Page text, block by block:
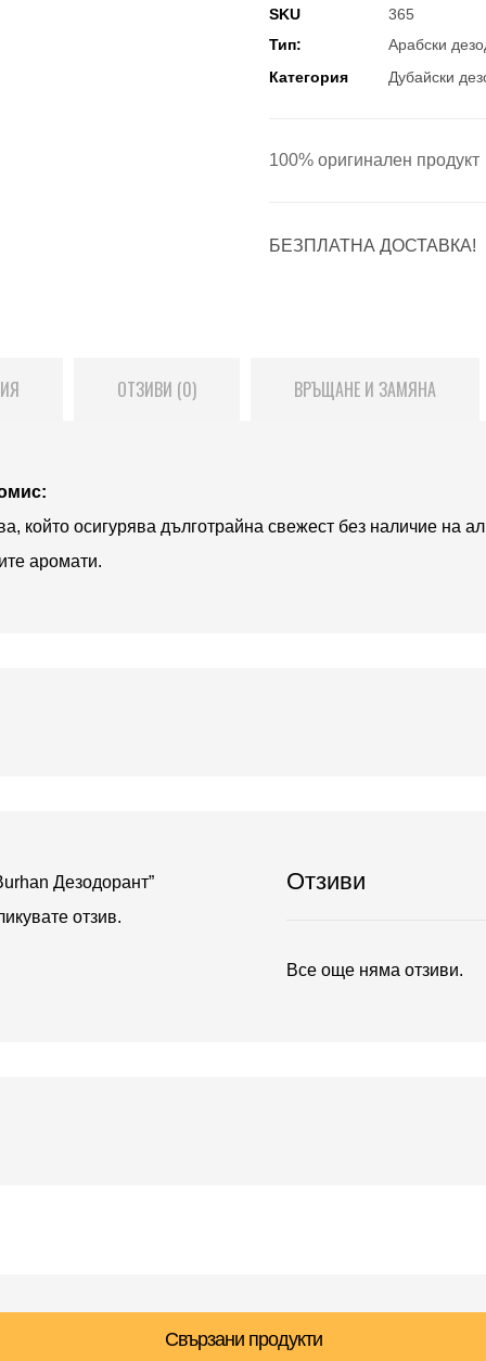
SKU
365
Тип:
Арабски
Категория
Дубайски
100% оригинален продукт
БЕЗПЛАТНА ДОСТАВКА!
ОТЗИВИ (0) ВРЪЩАНЕ И ЗАМЯНА
който осигурява дълготрайна свежест без наличие на
аромати.
Отзиви
Все още няма отзиви.
Дезодорант”
отзив.
Свързани продукти